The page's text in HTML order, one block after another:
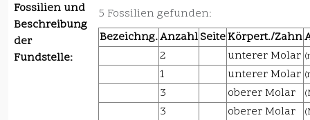
Fossilien und
Beschreibung
der
Fundstelle:
5 Fossilien gefunden:
Bezeichng.AnzahlSeiteKörpert./Zahn
2
unterer Molar
1 unterer Molar
3 oberer Molar
3 oberer Molar